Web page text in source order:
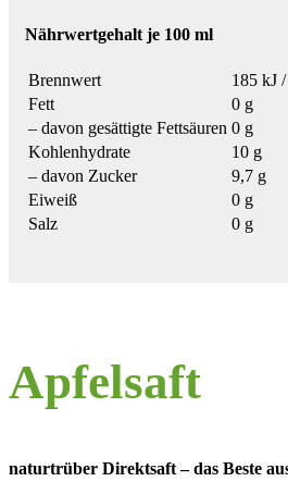
Nährwertgehalt je 100 ml
Brennwert
185 kJ
Fett
0 g
– davon gesättigte Fettsäuren 0 g
Kohlenhydrate
10 g
– davon Zucker
9,7 g
Eiweiß
0 g
Salz
0 g
Apfelsaft
naturtrüber Direktsaft – das Beste